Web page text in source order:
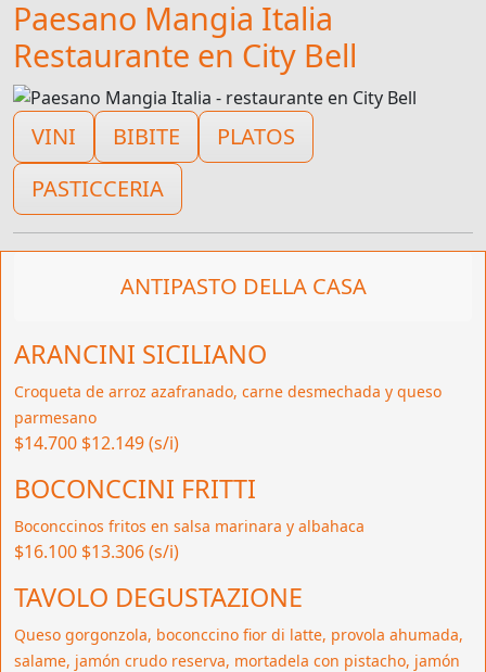
Paesano Mangia Italia
Restaurante en City Bell
VINI BIBITE
PLATOS
PASTICCERIA
ANTIPASTO DELLA CASA
ARANCINI SICILIANO
Croqueta de arroz azafranado, carne desmechada y queso
parmesano
$14.700 $12.149 (s/i)
BOCONCCINI FRITTI
Boconccinos fritos en salsa marinara y albahaca
$16.100 $13.306 (s/i)
TAVOLO DEGUSTAZIONE
Queso gorgonzola, boconccino fior di latte, provola ahumada,
salame, jamón crudo reserva, mortadela con pistacho, jamón